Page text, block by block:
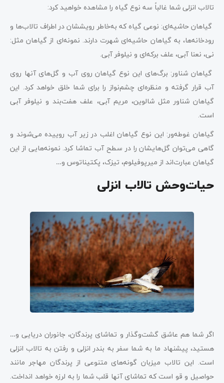
تالاب انزلی شما غالباً سه نوع گیاه را مشاهده خواهید کرد:
گیاهان حاشیه‌ای: نوعی گیاه که به‌خاطر رویششان در اطراف تالاب‌ها و
رودخانه‌ها، به گیاهان حاشیه‌ای شهرت دارند. نمونه‌ای از گیاهان مثل:
نی، نعنا آبی، علف برکه‌ای و نیلوفر آبی.
گیاهان شناور: برگ‌های این نوع گیاهان روی آب و گل‌های آنها روی
آب قرار گرفته و منظره‌ای چشم‌نواز را برای شما خلق خواهد کرد. این
گیاهان شناور مثل شالوین، مریم آبی، علف هفت‌بند و نیلوفر آبی
است.
گیاهان غوطه‌ور: این نوع گیاهان اغلب در زیر آب روییده می‌شوند و
گاهی می‌توان گل‌هایشان را در سطح آب تماشا کرد. نمونه‌هایی از این
گیاهان عبارت‌اند از میرپوفیلوم، تیزک، پکتیناتوس و…
حیات‌وحش تالاب انزلی
اگر شما هم عاشق گشت‌وگذار و تماشای پرندگان، جانوران دریایی و…
هستید، پیشنهاد ما به شما سفر به بندر انزلی و رفتن به تالاب انزلی
است. این تالاب میزبان گونه‌های متنوعی از پرندگان مهاجر مانند
حواصیل و قو است که تماشای آنها قلب شما را به لرزه خواهد انداخت.